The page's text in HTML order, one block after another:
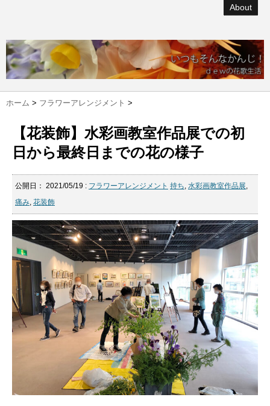
About
ホーム > フラワーアレンジメント >
【花装飾】水彩画教室作品展での初
日から最終日までの花の様子
公開日： 2021/05/19 : フラワーアレンジメント 持ち, 水彩画教室作品展,
痛み, 花装飾